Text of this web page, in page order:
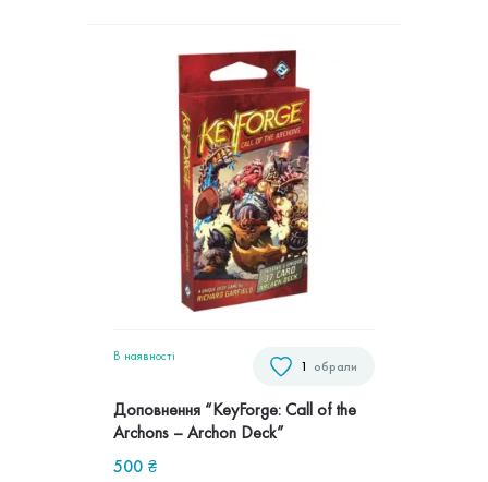
обрали
1
В наявностi
Доповнення “KeyForge: Call of the
Archons – Archon Deck”
500 ₴